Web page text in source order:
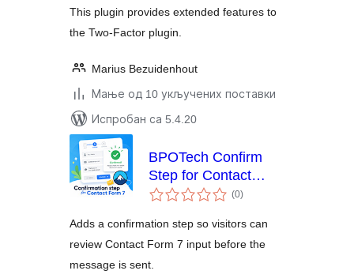
This plugin provides extended features to
the Two-Factor plugin.
Marius Bezuidenhout
Мање од 10 укључених поставки
Испробан са 5.4.20
BPOTech Confirm
Step for Contact
Form 7
(0укупних
оцена
)
Adds a confirmation step so visitors can
review Contact Form 7 input before the
message is sent.